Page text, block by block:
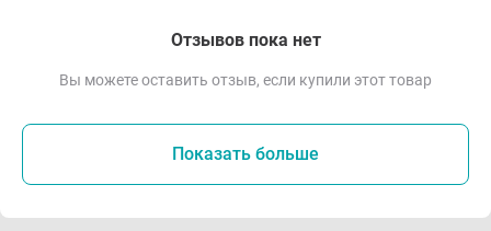
Отзывов пока нет
Вы можете оставить отзыв, если купили этот товар
Показать больше